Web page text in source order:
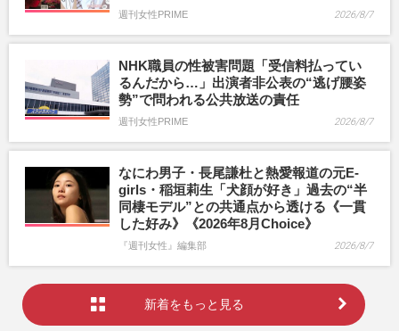
週刊女性PRIME 2026/8/7
NHK職員の性被害問題「受信料払ってい
るんだから…」出演者非公表の“逃げ腰姿
勢”で問われる公共放送の責任
週刊女性PRIME 2026/8/7
なにわ男子・長尾謙杜と熱愛報道の元E-
girls・稲垣莉生「犬顔が好き」過去の“半
同棲モデル”との共通点から透ける《一貫
した好み》《2026年8月Choice》
『週刊女性』編集部 2026/8/7
新着をもっと見る